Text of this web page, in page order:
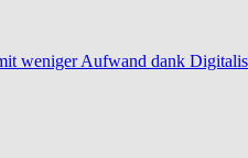
weniger Aufwand dank